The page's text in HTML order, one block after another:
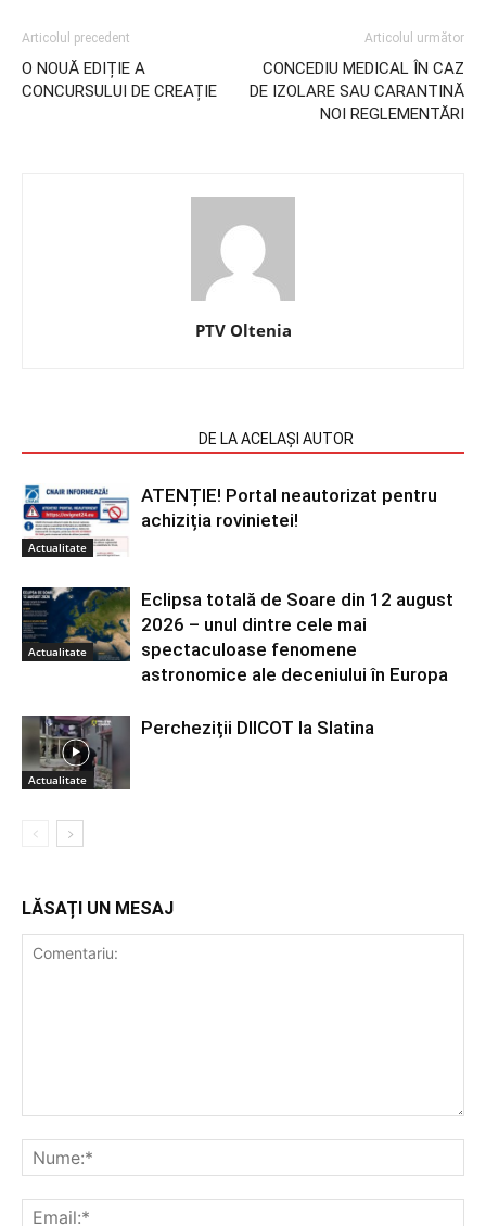
Articolul precedent
O NOUĂ EDIȚIE A
CONCURSULUI DE CREAȚIE
Articolul următor
CONCEDIU MEDICAL ÎN CAZ
DE IZOLARE SAU CARANTINĂ
NOI REGLEMENTĂRI
PTV Oltenia
DE LA ACELAȘI AUTOR
Actualitate
ATENȚIE! Portal neautorizat pentru
achiziția rovinietei!
Actualitate
Eclipsa totală de Soare din 12 august
2026 – unul dintre cele mai
spectaculoase fenomene
astronomice ale deceniului în Europa
Actualitate
Percheziții DIICOT la Slatina
LĂSAȚI UN MESAJ